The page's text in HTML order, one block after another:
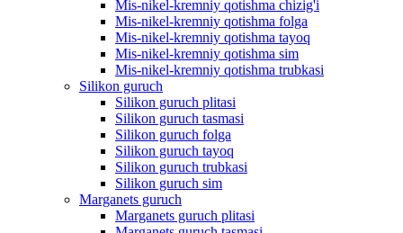
Mis-nikel-kremniy qotishma chizig'i
Mis-nikel-kremniy qotishma folga
Mis-nikel-kremniy qotishma tayoq
Mis-nikel-kremniy qotishma sim
Mis-nikel-kremniy qotishma trubkasi
Silikon guruch
Silikon guruch plitasi
Silikon guruch tasmasi
Silikon guruch folga
Silikon guruch tayoq
Silikon guruch trubkasi
Silikon guruch sim
Marganets guruch
Marganets guruch plitasi